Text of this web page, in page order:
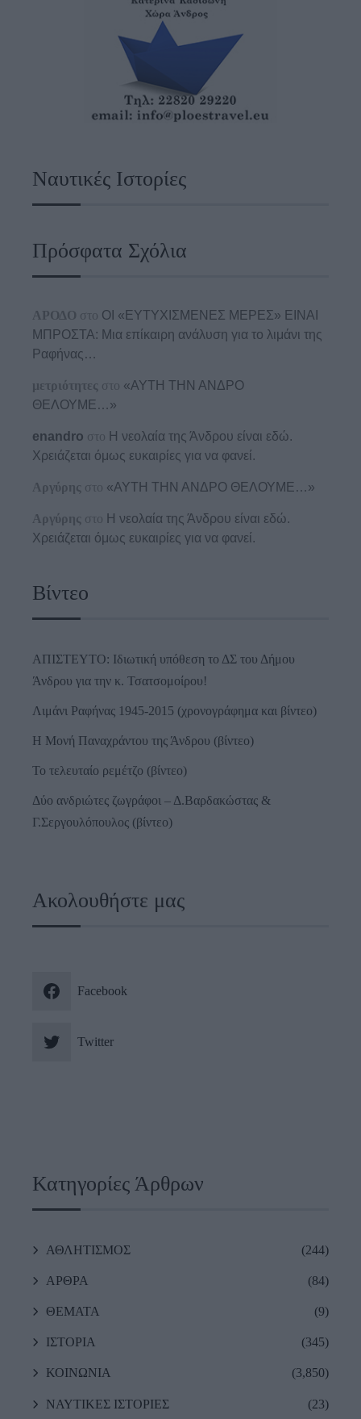
Ναυτικές Ιστορίες
Πρόσφατα Σχόλια
ΑΡΟΔΟ στο ΟΙ «ΕΥΤΥΧΙΣΜΕΝΕΣ ΜΕΡΕΣ» ΕΙΝΑΙ
ΜΠΡΟΣΤΑ: Μια επίκαιρη ανάλυση για το λιμάνι της
Ραφήνας…
μετριότητες στο «ΑΥΤΗ ΤΗΝ ΑΝΔΡΟ
ΘΕΛΟΥΜΕ…»
enandro στο Η νεολαία της Άνδρου είναι εδώ.
Χρειάζεται όμως ευκαιρίες για να φανεί.
Αργύρης στο «ΑΥΤΗ ΤΗΝ ΑΝΔΡΟ ΘΕΛΟΥΜΕ…»
Αργύρης στο Η νεολαία της Άνδρου είναι εδώ.
Χρειάζεται όμως ευκαιρίες για να φανεί.
Βίντεο
ΑΠΙΣΤΕΥΤΟ: Ιδιωτική υπόθεση το ΔΣ του Δήμου
Άνδρου για την κ. Τσατσομοίρου!
Λιμάνι Ραφήνας 1945-2015 (χρονογράφημα και βίντεο)
Η Μονή Παναχράντου της Άνδρου (βίντεο)
Το τελευταίο ρεμέτζο (βίντεο)
Δύο ανδριώτες ζωγράφοι – Δ.Βαρδακώστας &
Γ.Σεργουλόπουλος (βίντεο)
Ακολουθήστε μας
Facebook
Twitter
Κατηγορίες Άρθρων
ΑΘΛΗΤΙΣΜΟΣ (244)
ΑΡΘΡΑ (84)
ΘΕΜΑΤΑ (9)
ΙΣΤΟΡΙΑ (345)
ΚΟΙΝΩΝΙΑ (3,850)
ΝΑΥΤΙΚΕΣ ΙΣΤΟΡΙΕΣ (23)